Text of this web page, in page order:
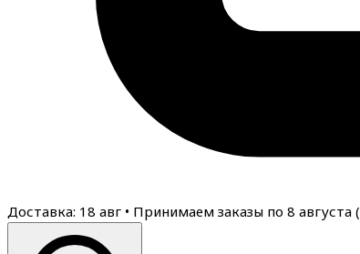
Доставка: 18 авг • Принимаем заказы по 8 августа (